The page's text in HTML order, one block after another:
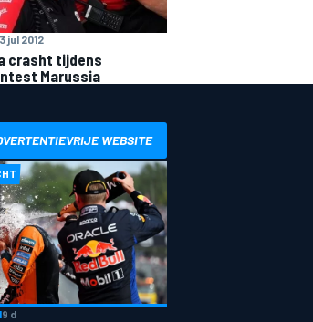
3 jul 2012
crasht tijdens
Marussia
WEBSITE
9 d